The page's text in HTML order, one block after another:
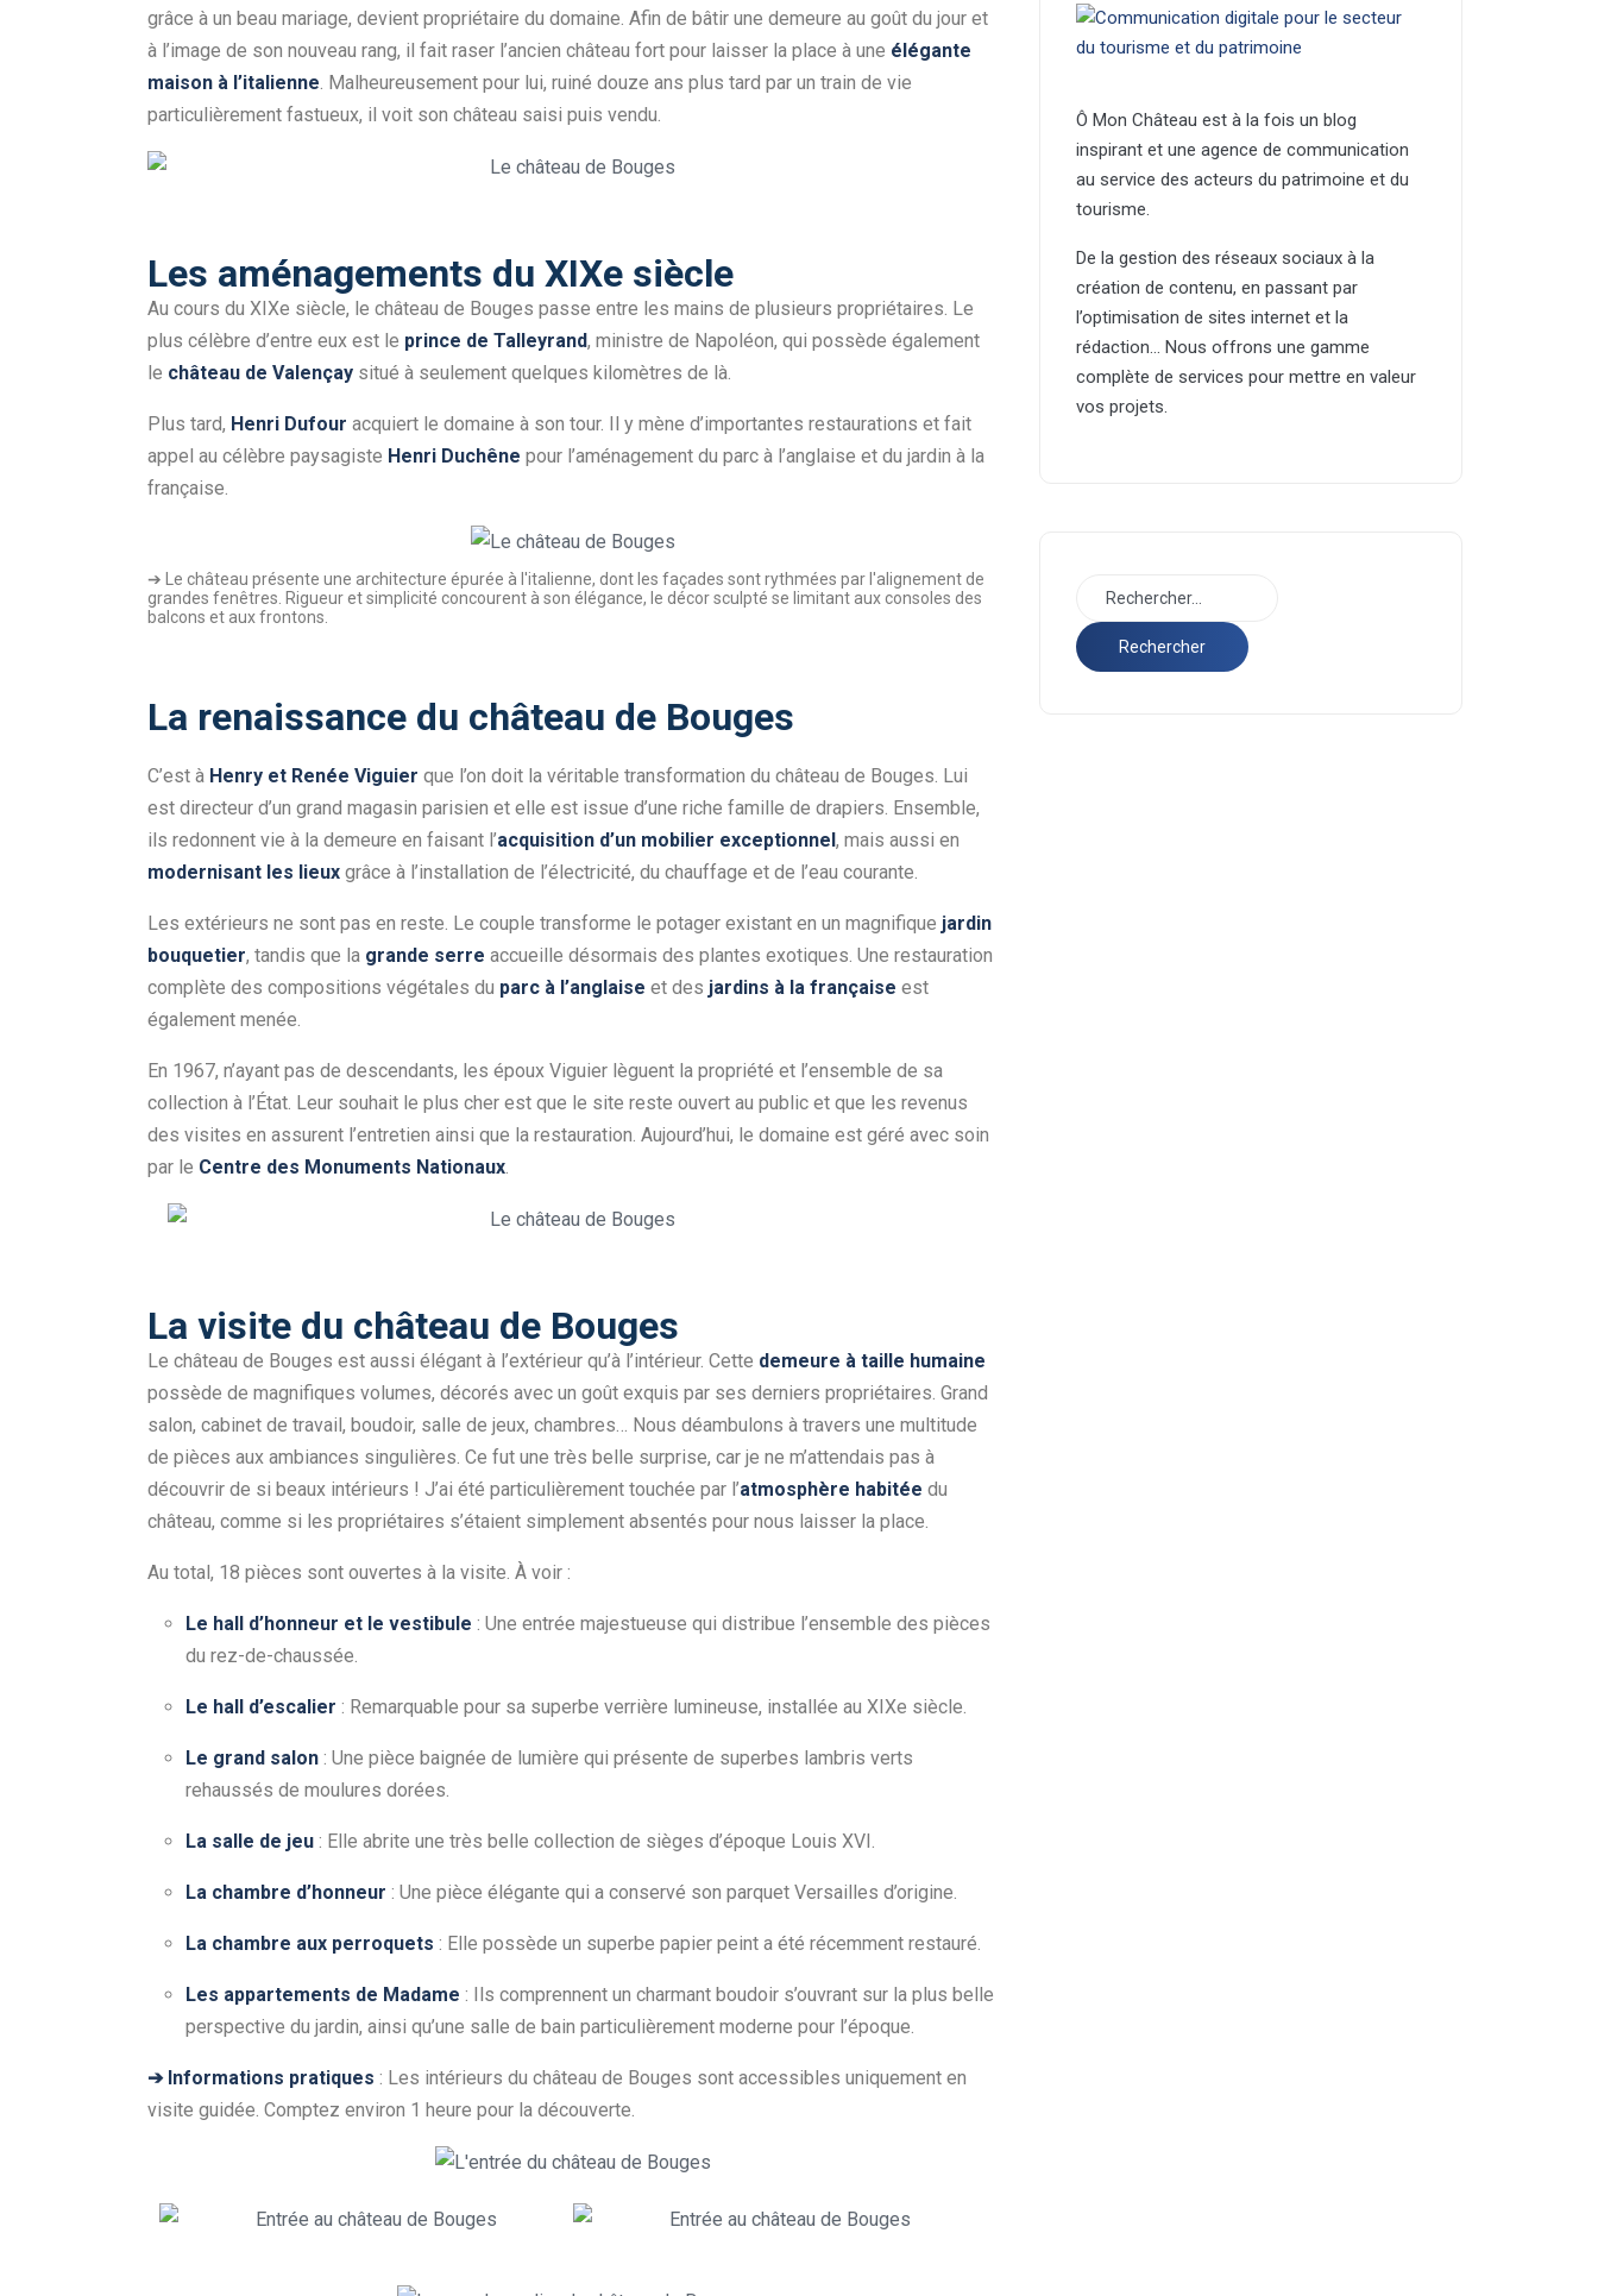
grâce à un beau mariage, devient propriétaire du domaine. Afin de bâtir une demeure au goût du jour et
à l’image de son nouveau rang, il fait raser l’ancien château fort pour laisser la place à une élégante
maison à l’italienne. Malheureusement pour lui, ruiné douze ans plus tard par un train de vie
particulièrement fastueux, il voit son château saisi puis vendu.
Les aménagements du XIXe siècle
Au cours du XIXe siècle, le château de Bouges passe entre les mains de plusieurs propriétaires. Le
plus célèbre d’entre eux est le prince de Talleyrand, ministre de Napoléon, qui possède également
le château de Valençay situé à seulement quelques kilomètres de là.
Plus tard, Henri Dufour acquiert le domaine à son tour. Il y mène d’importantes restaurations et fait
appel au célèbre paysagiste Henri Duchêne pour l’aménagement du parc à l’anglaise et du jardin à la
française.
➔ Le château présente une architecture épurée à l'italienne, dont les façades sont rythmées par l'alignement de
grandes fenêtres. Rigueur et simplicité concourent à son élégance, le décor sculpté se limitant aux consoles des
balcons et aux frontons.
La renaissance du château de Bouges
C’est à Henry et Renée Viguier que l’on doit la véritable transformation du château de Bouges. Lui
est directeur d’un grand magasin parisien et elle est issue d’une riche famille de drapiers. Ensemble,
ils redonnent vie à la demeure en faisant l’acquisition d’un mobilier exceptionnel, mais aussi en
modernisant les lieux grâce à l’installation de l’électricité, du chauffage et de l’eau courante.
Les extérieurs ne sont pas en reste. Le couple transforme le potager existant en un magnifique jardin
bouquetier, tandis que la grande serre accueille désormais des plantes exotiques. Une restauration
complète des compositions végétales du parc à l’anglaise et des jardins à la française est
également menée.
En 1967, n’ayant pas de descendants, les époux Viguier lèguent la propriété et l’ensemble de sa
collection à l’État. Leur souhait le plus cher est que le site reste ouvert au public et que les revenus
des visites en assurent l’entretien ainsi que la restauration. Aujourd’hui, le domaine est géré avec soin
par le Centre des Monuments Nationaux
La visite du château de Bouges
Le château de Bouges est aussi élégant à l’extérieur qu’à l’intérieur. Cette demeure à taille humaine
possède de magnifiques volumes, décorés avec un goût exquis par ses derniers propriétaires. Grand
salon, cabinet de travail, boudoir, salle de jeux, chambres… Nous déambulons à travers une multitude
de pièces aux ambiances singulières. Ce fut une très belle surprise, car je ne m’attendais pas à
découvrir de si beaux intérieurs ! J’ai été particulièrement touchée par l’atmosphère habitée du
château, comme si les propriétaires s’étaient simplement absentés pour nous laisser la place.
Au total, 18 pièces sont ouvertes à la visite. À voir :
Le hall d’honneur et le vestibule : Une entrée majestueuse qui distribue l’ensemble des pièces
du rez-de-chaussée.
Le hall d’escalier : Remarquable pour sa superbe verrière lumineuse, installée au XIXe siècle.
Le grand salon : Une pièce baignée de lumière qui présente de superbes lambris verts
rehaussés de moulures dorées.
La salle de jeu : Elle abrite une très belle collection de sièges d’époque Louis XVI.
La chambre d’honneur : Une pièce élégante qui a conservé son parquet Versailles d’origine.
La chambre aux perroquets : Elle possède un superbe papier peint a été récemment restauré.
Les appartements de Madame : Ils comprennent un charmant boudoir s’ouvrant sur la plus belle
perspective du jardin, ainsi qu’une salle de bain particulièrement moderne pour l’époque.
➔ Informations pratiques : Les intérieurs du château de Bouges sont accessibles uniquement en
visite guidée. Comptez environ 1 heure pour la découverte.
Ô Mon Château est à la fois un blog
inspirant et une agence de communication
au service des acteurs du patrimoine et du
tourisme.
De la gestion des réseaux sociaux à la
création de contenu, en passant par
l’optimisation de sites internet et la
rédaction… Nous offrons une gamme
complète de services pour mettre en valeur
vos projets.